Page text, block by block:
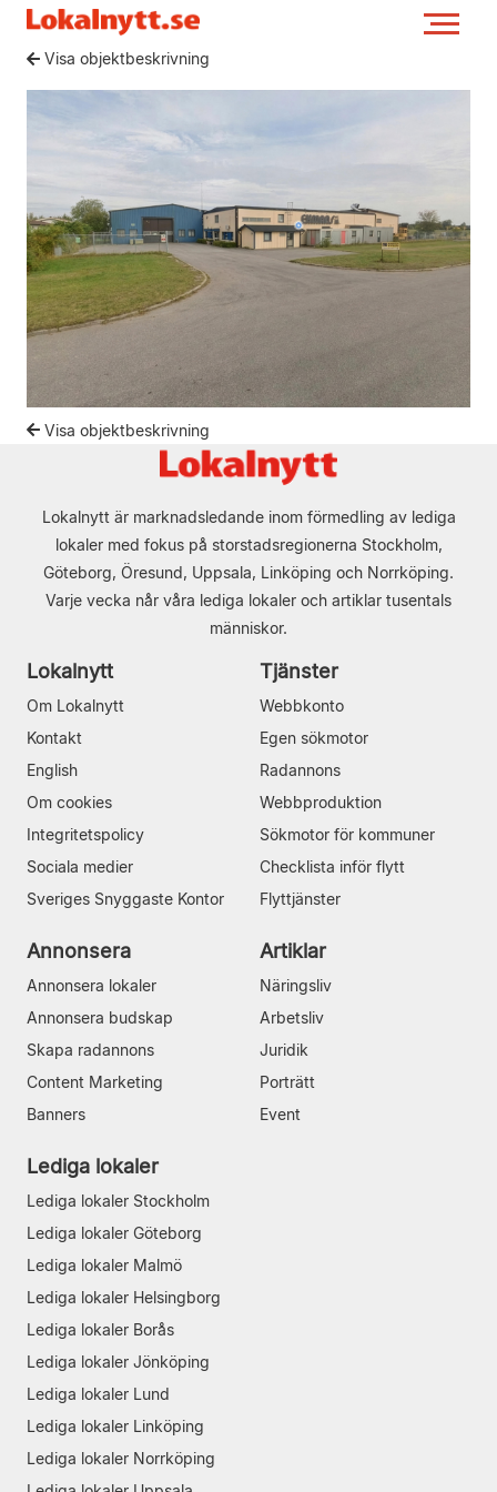
Visa objektbeskrivning
Visa objektbeskrivning
Lokalnytt är marknadsledande inom förmedling av lediga
lokaler med fokus på storstadsregionerna Stockholm,
Göteborg, Öresund, Uppsala, Linköping och Norrköping.
Varje vecka når våra lediga lokaler och artiklar tusentals
människor.
Lokalnytt
Om Lokalnytt
Kontakt
English
Om cookies
Integritetspolicy
Sociala medier
Sveriges Snyggaste Kontor
Tjänster
Webbkonto
Egen sökmotor
Radannons
Webbproduktion
Sökmotor för kommuner
Checklista inför flytt
Flyttjänster
Annonsera
Annonsera lokaler
Annonsera budskap
Skapa radannons
Content Marketing
Banners
Artiklar
Näringsliv
Arbetsliv
Juridik
Porträtt
Event
Lediga lokaler
Lediga lokaler Stockholm
Lediga lokaler Göteborg
Lediga lokaler Malmö
Lediga lokaler Helsingborg
Lediga lokaler Borås
Lediga lokaler Jönköping
Lediga lokaler Lund
Lediga lokaler Linköping
Lediga lokaler Norrköping